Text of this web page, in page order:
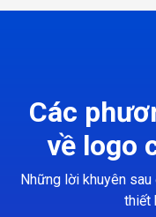
Các
về logo
Những lời khuyên
thiết